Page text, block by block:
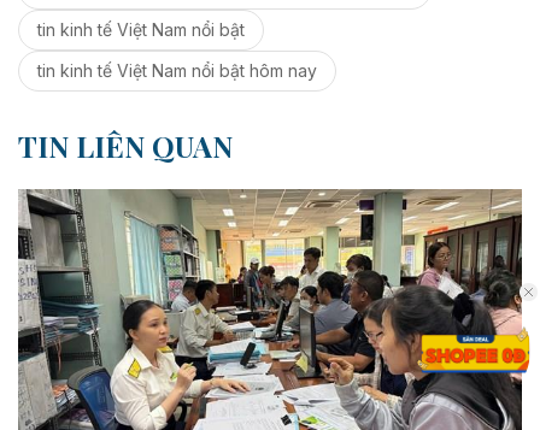
tin kinh tế Việt Nam nổi bật
tin kinh tế Việt Nam nổi bật hôm nay
TIN LIÊN QUAN